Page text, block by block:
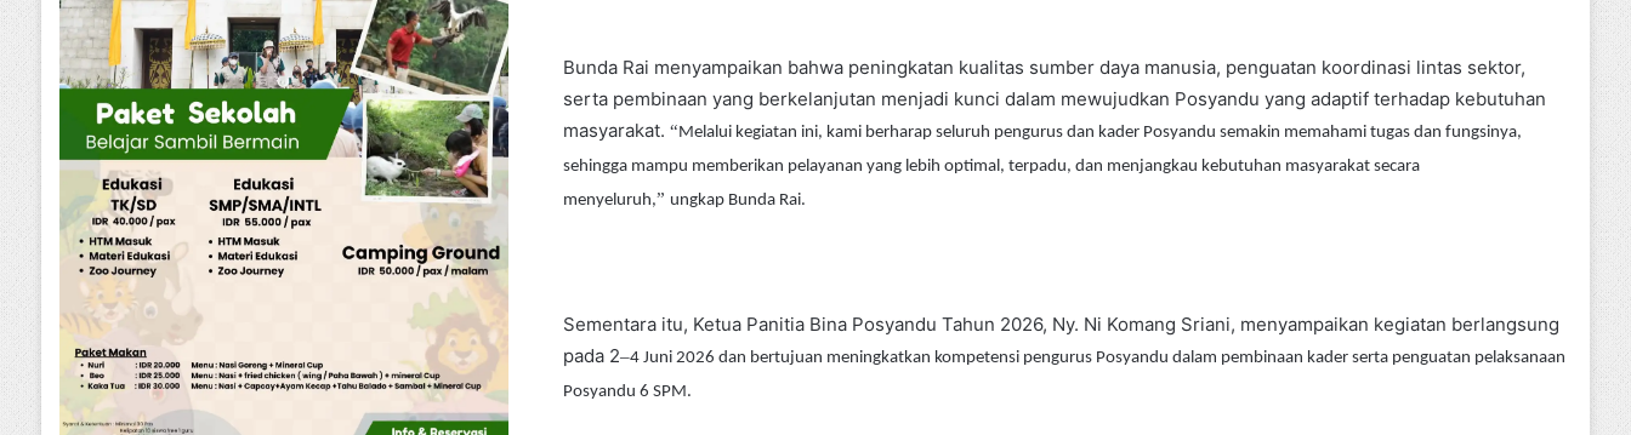
Bunda Rai menyampaikan bahwa peningkatan kualitas sumber daya manusia, penguatan koordinasi lintas sektor,
serta pembinaan yang berkelanjutan menjadi kunci dalam mewujudkan Posyandu yang adaptif terhadap kebutuhan
masyarakat.“Melalui kegiatan ini, kami berharap seluruh pengurus dan kader Posyandu semakin memahami tugas dan fungsinya,
sehingga mampu memberikan pelayanan yang lebih optimal, terpadu, dan menjangkau kebutuhan masyarakat secara
menyeluruh,” ungkap Bunda Rai.
Sementara itu, Ketua Panitia Bina Posyandu Tahun 2026, Ny. Ni Komang Sriani, menyampaikan kegiatan berlangsung
pada 2–4 Juni 2026 dan bertujuan meningkatkan kompetensi pengurus Posyandu dalam pembinaan kader serta penguatan pelaksanaan
Posyandu 6 SPM.